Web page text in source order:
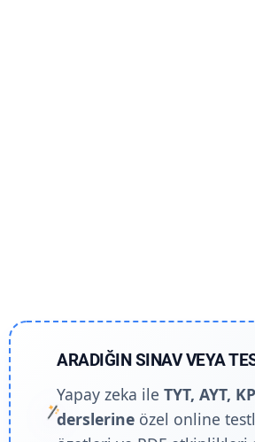
ARADIĞIN SINAV VEYA
Yapay zeka ileTYT, AYT,
derslerine özel online